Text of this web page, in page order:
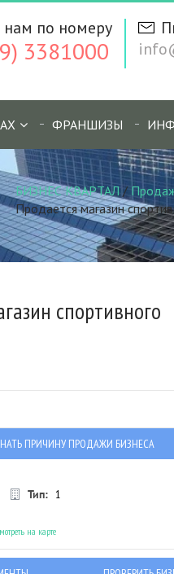
нам по номеру
3381000
ФРАНШИЗЫ
БИЗНЕС КВАРТАЛ /
Продается магазин
спортивного
ПРИЧИНУ ПРОДАЖИ БИЗНЕСА
Тип: 1
на карте